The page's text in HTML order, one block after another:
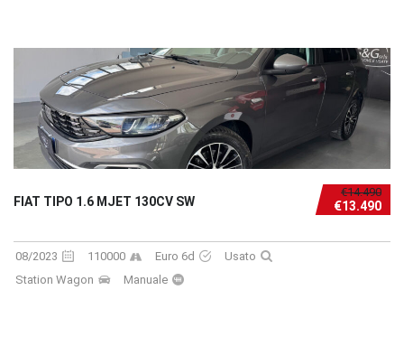
€14.490
€13.490
FIAT TIPO 1.6 MJET 130CV SW
08/2023 110000 Euro 6d
Usato
Station Wagon
Manuale